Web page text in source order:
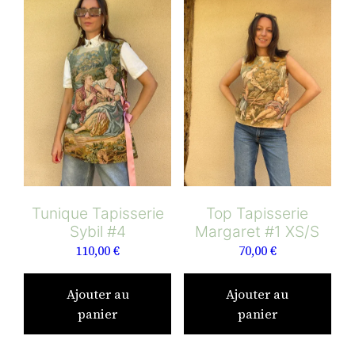
Tunique Tapisserie
Sybil #4
110,00€
Ajouter au
panier
Top Tapisserie
Margaret #1 XS/S
70,00€
Ajouter au
panier